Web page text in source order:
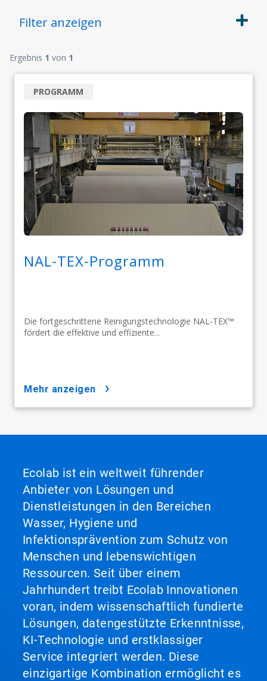
Filter anzeigen
Ergebnis 1 von 1
NAL-TEX-Programm
Die fortgeschrittene Reinigungstechnologie NAL-TEX™
fördert die effektive und effiziente...
PROGRAMM
mehr anzeigen
Ecolab ist ein weltweit führender
Anbieter von Lösungen und
Dienstleistungen in den Bereichen
Wasser, Hygiene und
Infektionsprävention zum Schutz von
Menschen und lebenswichtigen
Ressourcen. Seit über einem
Jahrhundert treibt Ecolab Innovationen
voran, indem wissenschaftlich fundierte
Lösungen, datengestützte Erkenntnisse,
KI-Technologie und erstklassiger
Service integriert werden. Diese
einzigartige Kombination ermöglicht es